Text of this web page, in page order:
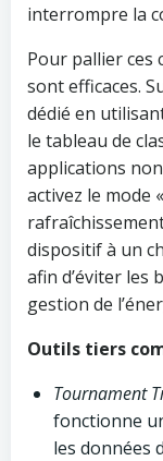
interrompre la
Pour pallier ces
sont efficaces.
dédié en
le tableau de
applications
activez le mode
dispositif à un
afin d’éviter les
gestion de
Outils tiers
Tournament
fonctionne
les données